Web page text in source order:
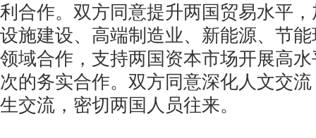
利合作。双方同意提升两国贸易水平
设施建设、高端制造业、新能源、节
领域合作，支持两国资本市场开展高
次的务实合作。双方同意深化人文交
生交流，密切两国人员往来。